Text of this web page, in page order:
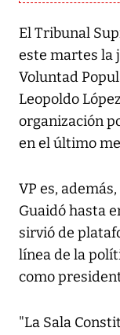
El Tribunal
este martes la
Voluntad
Leopoldo
organización
en el último
VP es,
Guaidó hasta
sirvió de
línea de la
como
"La Sala